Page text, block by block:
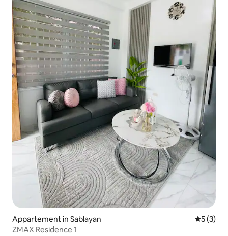
Appartement in Sablayan
5 (3)
ZMAX Residence 1